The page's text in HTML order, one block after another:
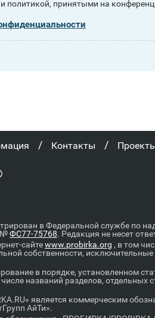
политикой, принятыми на
/ Контакты /
в Федеральной службе по
№ФС77-75768. Редакция не несет
сайтеwww.probirka.org , в том
собственности,
в порядке, установленном
названий разделов,
является коммерческим
АйТи».